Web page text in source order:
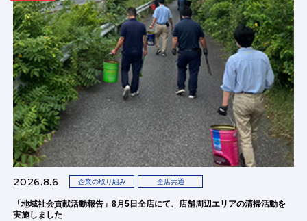
2026.8.6 企業の取り組み 全店共通
「地域社会貢献活動報告」8月5日全店にて、店舗周辺エリアの清掃活動を
実施しました